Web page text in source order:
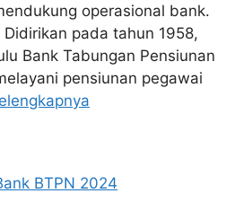
operasional bank.
Didirikan pada tahun 1958,
Bank Tabungan Pensiunan
pensiunan pegawai
BTPN 2024